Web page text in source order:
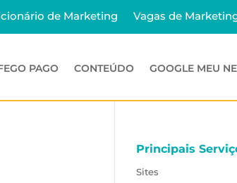
de Marketing Vagas de
PAGO CONTEÚDO GOOGLE MEU
Principais
Sites